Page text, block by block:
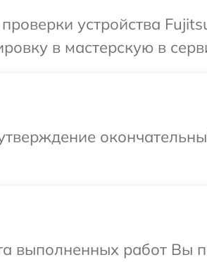
устройства
в мастерскую в
выполненных работ Вы